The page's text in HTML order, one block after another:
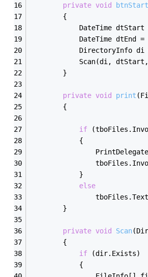
private void
        {
DateTime
            DateTime dtEnd =
DirectoryInfo di
Scan(di,
        }
private void print
        {
if
            {
            }
else
        }
private void Scan
        {
if (dir.Exists)
            {